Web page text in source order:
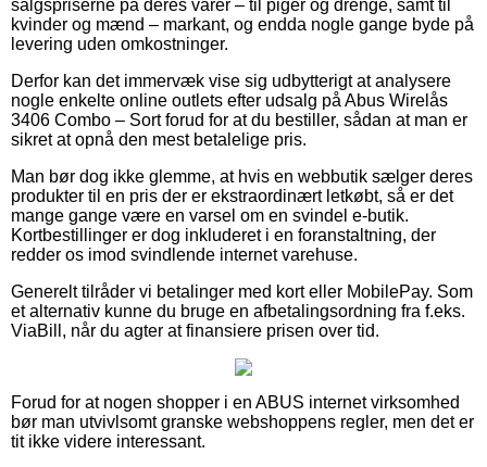
salgspriserne på deres varer – til piger og drenge, samt til
kvinder og mænd – markant, og endda nogle gange byde på
levering uden omkostninger.
Derfor kan det immervæk vise sig udbytterigt at analysere
nogle enkelte online outlets efter udsalg på Abus Wirelås
3406 Combo – Sort forud for at du bestiller, sådan at man er
sikret at opnå den mest betalelige pris.
Man bør dog ikke glemme, at hvis en webbutik sælger deres
produkter til en pris der er ekstraordinært letkøbt, så er det
mange gange være en varsel om en svindel e-butik.
Kortbestillinger er dog inkluderet i en foranstaltning, der
redder os imod svindlende internet varehuse.
Generelt tilråder vi betalinger med kort eller MobilePay. Som
et alternativ kunne du bruge en afbetalingsordning fra f.eks.
ViaBill, når du agter at finansiere prisen over tid.
Forud for at nogen shopper i en ABUS internet virksomhed
bør man utvivlsomt granske webshoppens regler, men det er
tit ikke videre interessant.